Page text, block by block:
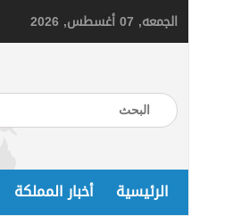
الجمعه, 07 أغسطس, 2026
الرئيسية أخبار المملكة